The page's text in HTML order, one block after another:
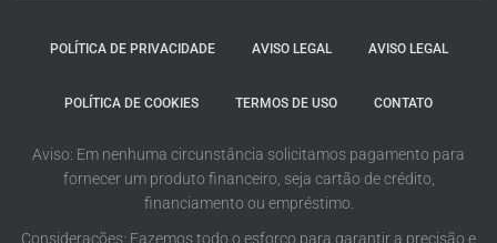
POLÍTICA DE PRIVACIDADE AVISO LEGAL AVISO LEGAL
POLÍTICA DE COOKIES TERMOS DE USO CONTATO
Aviso: Em nenhuma circunstância solicitamos pagamento para
fornecer um produto financeiro, seja cartão de crédito,
financiamento ou empréstimo.
Considerações: Fazemos todo o esforço para garantir a precisão e